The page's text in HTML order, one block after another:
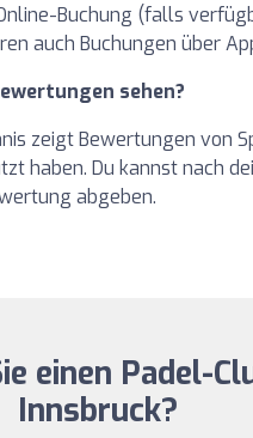
Buchung (falls
auch Buchungen über
sehen?
zeigt Bewertungen von
haben. Du kannst nach
abgeben.
einen Padel-
Innsbruck?